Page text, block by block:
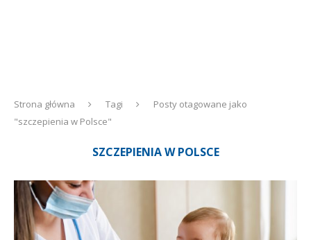
Strona główna Tagi
Posty otagowane jako
"szczepienia w Polsce"
SZCZEPIENIA W POLSCE